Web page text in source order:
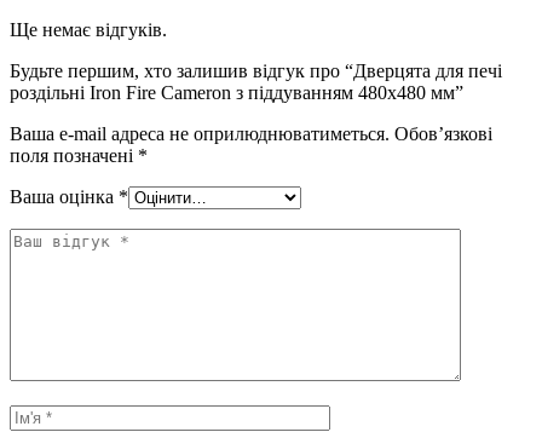
Ще немає відгуків.
Будьте першим, хто залишив відгук про “Дверцята для печі
роздільні Iron Fire Cameron з піддуванням 480х480 мм”
Ваша e-mail адреса не оприлюднюватиметься. Обов’язкові
поля позначені *
Ваша оцінка *